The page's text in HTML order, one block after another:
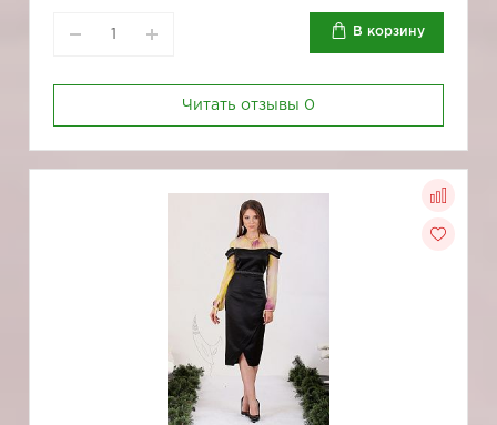
В корзину
Читать отзывы 0